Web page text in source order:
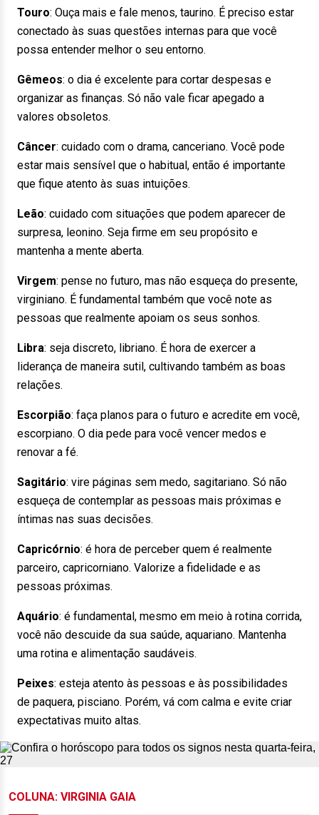
COLUNA: VIRGINIA GAIA
Touro: Ouça mais e fale menos, taurino. É preciso estar
conectado às suas questões internas para que você
possa entender melhor o seu entorno.
Gêmeos: o dia é excelente para cortar despesas e
organizar as finanças. Só não vale ficar apegado a
valores obsoletos.
Câncer: cuidado com o drama, canceriano. Você pode
estar mais sensível que o habitual, então é importante
que fique atento às suas intuições.
Leão: cuidado com situações que podem aparecer de
surpresa, leonino. Seja firme em seu propósito e
mantenha a mente aberta.
Virgem: pense no futuro, mas não esqueça do presente,
virginiano. É fundamental também que você note as
pessoas que realmente apoiam os seus sonhos.
Libra: seja discreto, libriano. É hora de exercer a
liderança de maneira sutil, cultivando também as boas
relações.
Escorpião: faça planos para o futuro e acredite em você,
escorpiano. O dia pede para você vencer medos e
renovar a fé.
Sagitário: vire páginas sem medo, sagitariano. Só não
esqueça de contemplar as pessoas mais próximas e
íntimas nas suas decisões.
Capricórnio: é hora de perceber quem é realmente
parceiro, capricorniano. Valorize a fidelidade e as
pessoas próximas.
Aquário: é fundamental, mesmo em meio à rotina corrida,
você não descuide da sua saúde, aquariano. Mantenha
uma rotina e alimentação saudáveis.
Peixes: esteja atento às pessoas e às possibilidades
de paquera, pisciano. Porém, vá com calma e evite criar
expectativas muito altas.